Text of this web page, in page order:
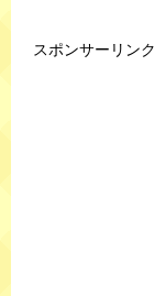
スポンサーリンク